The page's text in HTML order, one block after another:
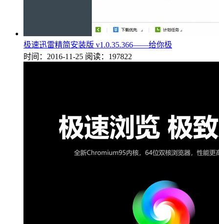
极速迅雷精简安装版 v1.0.35.366——给你极
时间：2016-11-25 阅读：197822